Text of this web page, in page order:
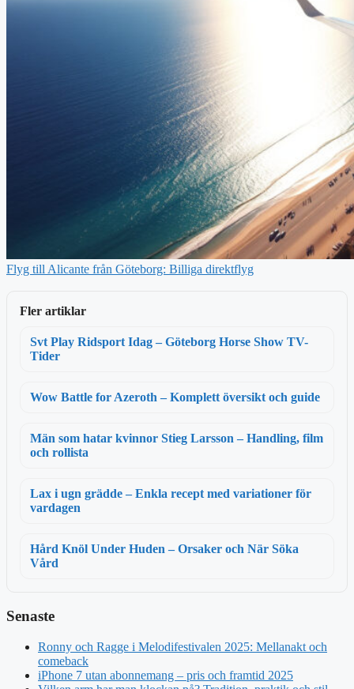
Flyg till Alicante från Göteborg: Billiga direktflyg
Fler artiklar
Svt Play Ridsport Idag – Göteborg Horse Show TV-
Tider
Wow Battle for Azeroth – Komplett översikt och guide
Män som hatar kvinnor Stieg Larsson – Handling, film
och rollista
Lax i ugn grädde – Enkla recept med variationer för
vardagen
Hård Knöl Under Huden – Orsaker och När Söka
Vård
Senaste
Ronny och Ragge i Melodifestivalen 2025: Mellanakt och
comeback
iPhone 7 utan abonnemang – pris och framtid 2025